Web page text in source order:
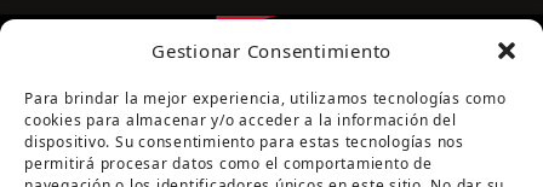
Gestionar Consentimiento
Para brindar la mejor experiencia, utilizamos tecnologías como
cookies para almacenar y/o acceder a la información del
dispositivo. Su consentimiento para estas tecnologías nos
permitirá procesar datos como el comportamiento de